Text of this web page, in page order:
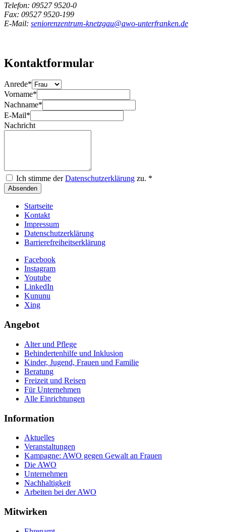
Telefon: 09527 9520-0
Fax: 09527 9520-199
E-Mail: seniorenzentrum-knetzgau@awo-unterfranken.de
Kontaktformular
Anrede*
Vorname*
Nachname*
E-Mail*
Nachricht
Ich stimme derDatenschutzerklärung zu. *
Absenden
Startseite
Kontakt
Impressum
Datenschutzerklärung
Barrierefreiheitserklärung
Facebook
Instagram
Youtube
LinkedIn
Kununu
Xing
Angebot
Alter und Pflege
Behindertenhilfe und Inklusion
Kinder, Jugend, Frauen und Familie
Beratung
Freizeit und Reisen
Für Unternehmen
Alle Einrichtungen
Information
Aktuelles
Veranstaltungen
Kampagne: AWO gegen Gewalt an Frauen
Die AWO
Unternehmen
Nachhaltigkeit
Arbeiten bei der AWO
Mitwirken